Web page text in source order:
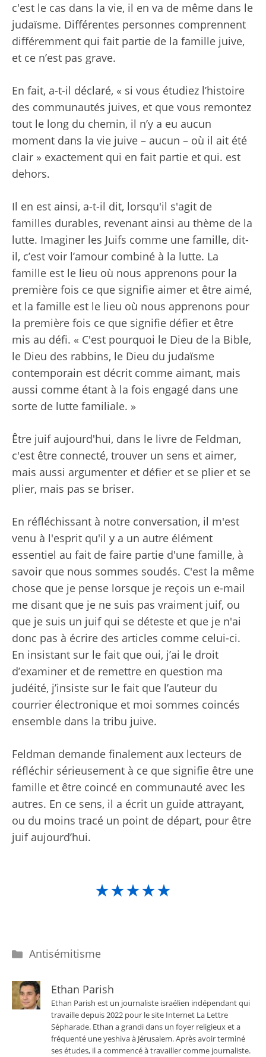
c'est le cas dans la vie, il en va de même dans le
judaïsme. Différentes personnes comprennent
différemment qui fait partie de la famille juive,
et ce n’est pas grave.
En fait, a-t-il déclaré, « si vous étudiez l’histoire
des communautés juives, et que vous remontez
tout le long du chemin, il n’y a eu aucun
moment dans la vie juive – aucun – où il ait été
clair » exactement qui en fait partie et qui. est
dehors.
Il en est ainsi, a-t-il dit, lorsqu'il s'agit de
familles durables, revenant ainsi au thème de la
lutte. Imaginer les Juifs comme une famille, dit-
il, c’est voir l’amour combiné à la lutte. La
famille est le lieu où nous apprenons pour la
première fois ce que signifie aimer et être aimé,
et la famille est le lieu où nous apprenons pour
la première fois ce que signifie défier et être
mis au défi. « C'est pourquoi le Dieu de la Bible,
le Dieu des rabbins, le Dieu du judaïsme
contemporain est décrit comme aimant, mais
aussi comme étant à la fois engagé dans une
sorte de lutte familiale. »
Être juif aujourd'hui, dans le livre de Feldman,
c'est être connecté, trouver un sens et aimer,
mais aussi argumenter et défier et se plier et se
plier, mais pas se briser.
En réfléchissant à notre conversation, il m'est
venu à l'esprit qu'il y a un autre élément
essentiel au fait de faire partie d'une famille, à
savoir que nous sommes soudés. C'est la même
chose que je pense lorsque je reçois un e-mail
me disant que je ne suis pas vraiment juif, ou
que je suis un juif qui se déteste et que je n'ai
donc pas à écrire des articles comme celui-ci.
En insistant sur le fait que oui, j’ai le droit
d’examiner et de remettre en question ma
judéité, j’insiste sur le fait que l’auteur du
courrier électronique et moi sommes coincés
ensemble dans la tribu juive.
Feldman demande finalement aux lecteurs de
réfléchir sérieusement à ce que signifie être une
famille et être coincé en communauté avec les
autres. En ce sens, il a écrit un guide attrayant,
ou du moins tracé un point de départ, pour être
juif aujourd’hui.
★★★★★
Catégories
Antisémitisme
Ethan Parish
Ethan Parish est un journaliste israélien indépendant qui
travaille depuis 2022 pour le site Internet La Lettre
Sépharade. Ethan a grandi dans un foyer religieux et a
fréquenté une yeshiva à Jérusalem. Après avoir terminé
ses études, il a commencé à travailler comme journaliste.